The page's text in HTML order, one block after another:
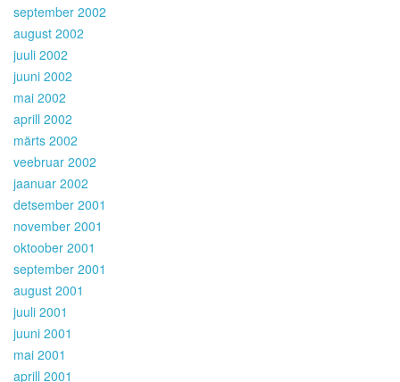
september 2002
august 2002
juuli 2002
juuni 2002
mai 2002
aprill 2002
märts 2002
veebruar 2002
jaanuar 2002
detsember 2001
november 2001
oktoober 2001
september 2001
august 2001
juuli 2001
juuni 2001
mai 2001
aprill 2001